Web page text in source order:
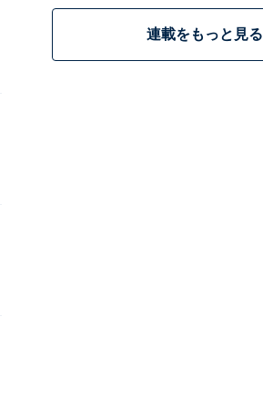
連載をもっと見る